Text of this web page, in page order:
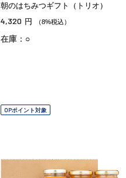
朝のはちみつギフト（トリオ）
4,320 円 （8%税込）
在庫：○
OPポイント対象